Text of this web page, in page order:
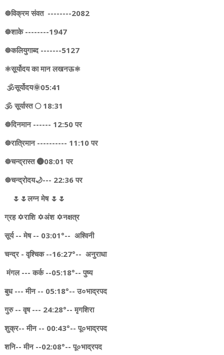
☸️विक्रम संवत --------2082
☸️शाके --------1947
☸️कलियुगाब्द -------5127
⚛️सूर्योदय का मान लखनऊ⚛️
🕉️सूर्योदय🌞05:41
🕉️ सूर्यास्त 🌕 18:31
☸️दिनमान ------ 12:50 पर
☸️रात्रिमान ---------- 11:10 पर
☸️चन्द्रास्त 🌚08:01 पर
☸चन्द्रोदय🌙--- 22:36 पर
🌷🌷लग्न मेष 🌷🌷
ग्रह ✡️राशि ✡️अंश ✡️नक्षत्र
सूर्य -- मेष -- 03:01°-- अश्विनी
चन्द्र - वृश्चिक --16:27°-- अनुराधा
मंगल --- कर्क --05:18°-- पुष्य
बुध --- मीन -- 05:18°-- उ०भाद्रपद
गुरु -- वृष --- 24:28°-- मृगशिरा
शुक्र-- मीन -- 00:43°-- पू०भाद्रपद
शनि-- मीन --02:08°-- पू०भाद्रपद